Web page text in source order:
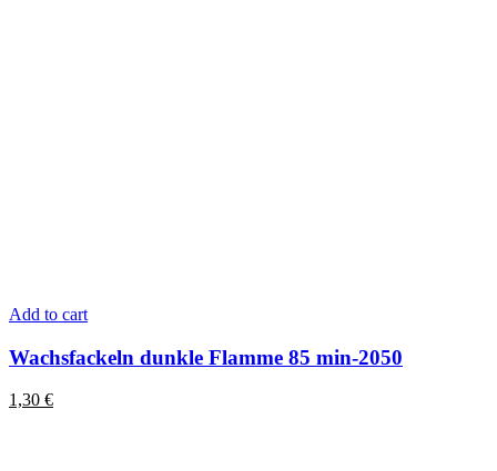
Add to cart
Wachsfackeln dunkle Flamme 85 min-2050
1,30 €